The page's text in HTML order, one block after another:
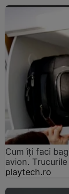
Cum îți faci
avion.
playtech.ro